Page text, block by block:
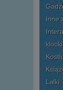
Inne
klocki
Lalki